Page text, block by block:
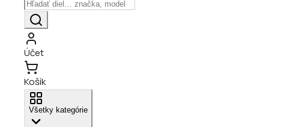
Účet
Košík
Všetky kategórie